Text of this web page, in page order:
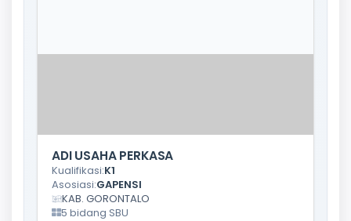
ADI USAHA PERKASA
Kualifikasi:K1
Asosiasi:GAPENSI
KAB. GORONTALO
5 bidang SBU